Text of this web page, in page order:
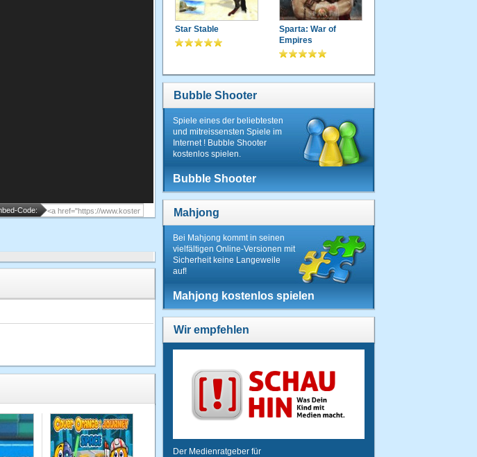
Code:
Star Stable
Sparta: War of
Empires
Bubble Shooter
Spiele eines der beliebtesten
und mitreissensten Spiele im
Internet ! Bubble Shooter
kostenlos spielen.
Bubble Shooter
Mahjong
Bei Mahjong kommt in seinen
vielfältigen Online-Versionen mit
Sicherheit keine Langeweile
auf!
Mahjong kostenlos spielen
Wir empfehlen
Der Medienratgeber für